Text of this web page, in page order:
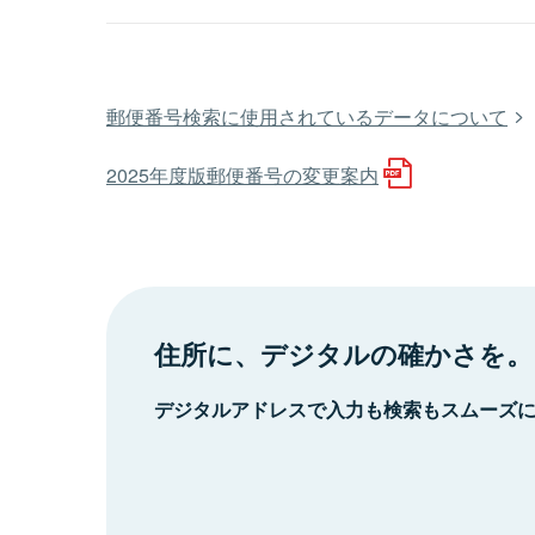
郵便番号検索に使用されているデータについて
2025年度版郵便番号の変更案内
住所に、デジタルの確かさを。
デジタルアドレスで入力も検索もスムーズ